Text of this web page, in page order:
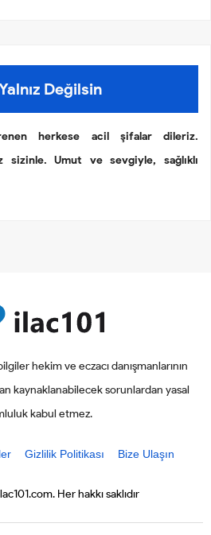
Değilsin
herkese acil şifalar dileriz.
sizinle. Umut ve sevgiyle, sağlıklı
hekim ve eczacı danışmanlarının
kaynaklanabilecek sorunlardan yasal
kabul etmez.
Gizlilik Politikası Bize Ulaşın
Her hakkı saklıdır